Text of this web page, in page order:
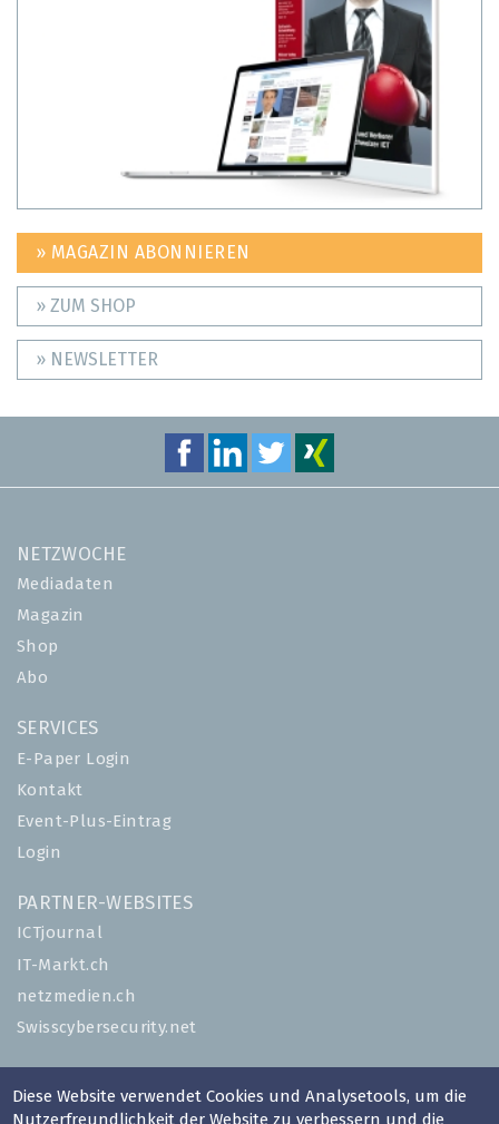
» MAGAZIN ABONNIEREN
» ZUM SHOP
» NEWSLETTER
NETZWOCHE
Mediadaten
Magazin
Shop
Abo
SERVICES
E-Paper Login
Kontakt
Event-Plus-Eintrag
Login
PARTNER-WEBSITES
ICTjournal
IT-Markt.ch
netzmedien.ch
Swisscybersecurity.net
Diese Website verwendet Cookies und Analysetools, um die
Nutzerfreundlichkeit der Website zu verbessern und die